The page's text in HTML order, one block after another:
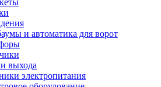
и автоматика для ворот
выхода
электропитания